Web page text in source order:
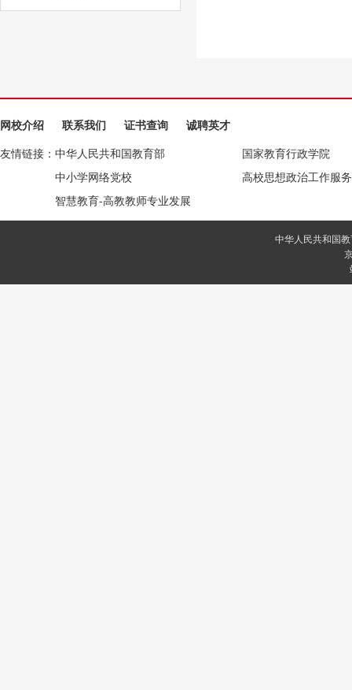
网校介绍 联系我们 证书查询
诚聘英才
友情链接： 中华人民共和国教育部
国家教育行政学院
中小学网络党校
高校思想政治工作服
智慧教育-高教教师专业发展
中华人民共和国